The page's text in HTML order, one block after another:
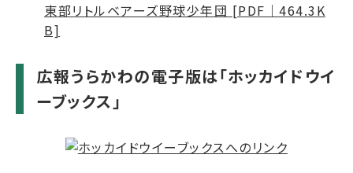
東部リトルベアーズ野球少年団 [PDF｜464.3K
B]
広報うらかわの電子版は「ホッカイドウイ
ーブックス」